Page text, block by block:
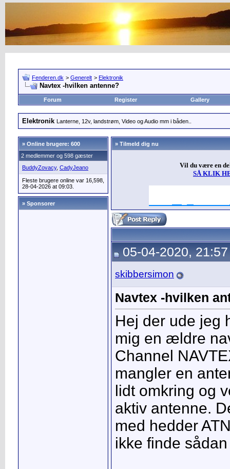
Fenderen.dk > Generelt > Elektronik
Navtex -hvilken antenne?
Forum Register Gallery
Elektronik Lanterne, 12v, landstrøm, Video og Audio mm i båden..
» Online brugere: 600
2 medlemmer og 598 gæster
BuddyZovacy, CadyJeano
Fleste brugere online var 16,598,
28-04-2026 at 09:03.
» Sponsorer
» Tilmeld dig nu
Vil du være en
SÅ KLIK
05-04-2020, 21:57
skibbersimon
Navtex -hvilken
Hej der ude jeg
mig en ældre
Channel
mangler en
lidt omkring og
aktiv antenne.
med hedder
ikke finde